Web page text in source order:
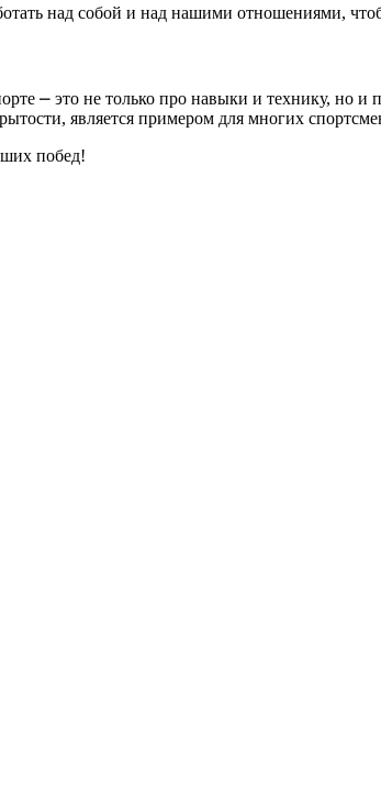
над собой и над нашими отношениями,
⎼ это не только про навыки и технику, но и
является примером для многих
побед!